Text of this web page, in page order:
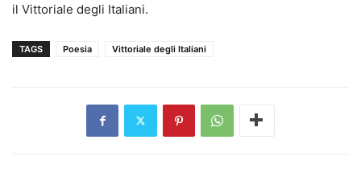
il Vittoriale degli Italiani.
TAGS Poesia Vittoriale degli Italiani